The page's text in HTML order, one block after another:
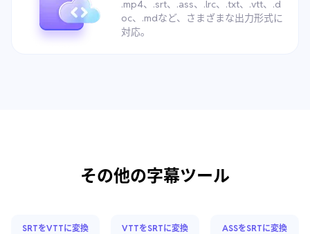
.mp4、.srt、.ass、.lrc、.txt、.vtt、.d
oc、.mdなど、さまざまな出力形式に
対応。
その他の字幕ツール
SRTをVTTに変換
VTTをSRTに変換
ASSをSRTに変換